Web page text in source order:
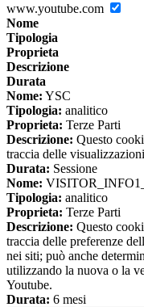
www.youtube.com
Nome
Tipologia
Proprieta
Descrizione
Durata
Nome: YSC
Tipologia: analitico
Proprieta: Terze Parti
Descrizione: Questo
traccia delle
Durata: Sessione
Nome:
Tipologia: analitico
Proprieta: Terze Parti
Descrizione: Questo
traccia delle preferenze
nei siti; può anche
utilizzando la nuova o la
Youtube.
Durata: 6 mesi